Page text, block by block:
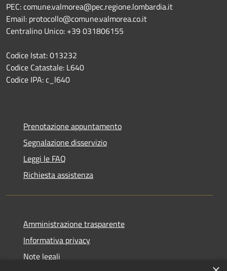
PEC: comune.valmorea@pec.regione.lombardia.it
Email: protocollo@comune.valmorea.co.it
Centralino Unico: +39 031806155
Codice Istat: 013232
Codice Catastale: L640
Codice IPA: c_l640
Prenotazione appuntamento
Segnalazione disservizio
Leggi le FAQ
Richiesta assistenza
Amministrazione trasparente
Informativa privacy
Note legali